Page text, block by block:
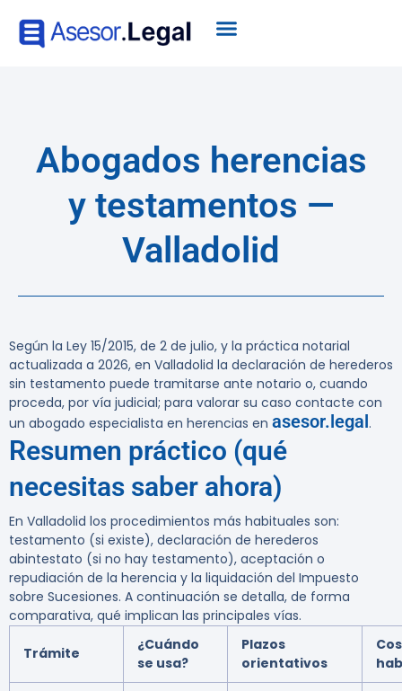
Abogados herencias
y testamentos —
Valladolid
Según la Ley 15/2015, de 2 de julio, y la práctica notarial
actualizada a 2026, en Valladolid la declaración de herederos
sin testamento puede tramitarse ante notario o, cuando
proceda, por vía judicial; para valorar su caso contacte con
un abogado especialista en herencias en asesor.legal.
Resumen práctico (qué
necesitas saber ahora)
En Valladolid los procedimientos más habituales son:
testamento (si existe), declaración de herederos
abintestato (si no hay testamento), aceptación o
repudiación de la herencia y la liquidación del Impuesto
sobre Sucesiones. A continuación se detalla, de forma
comparativa, qué implican las principales vías.
Trámite
¿Cuándo
se usa?
Plazos
orientativos